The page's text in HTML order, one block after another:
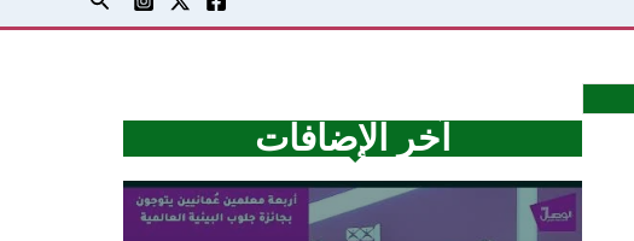
آخر الإضافات